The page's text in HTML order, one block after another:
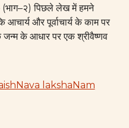
(भाग–२) पिछले लेख में हमने
आचार्य और पूर्वाचार्य के काम पर
के आधार पर एक श्रीवैष्णव
lakshaNam